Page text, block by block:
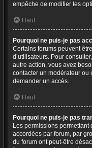
empêche de modifier les
Haut
Pourquoi ne puis-je pas
Certains forums peuvent
d’utilisateurs. Pour
autre action, vous avez
contacter un modérateur ou
demander un accès.
Haut
Pourquoi ne puis-je pas
Les permissions
accordées par forum, par
du forum ont peut-être